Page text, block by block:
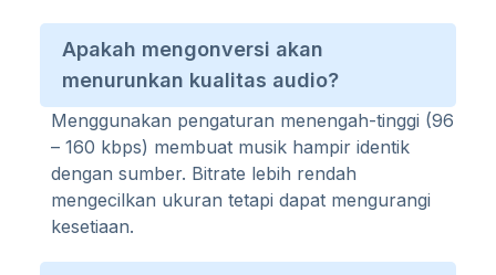
Apakah mengonversi akan
menurunkan kualitas audio?
Menggunakan pengaturan menengah-tinggi (96
– 160 kbps) membuat musik hampir identik
dengan sumber. Bitrate lebih rendah
mengecilkan ukuran tetapi dapat mengurangi
kesetiaan.